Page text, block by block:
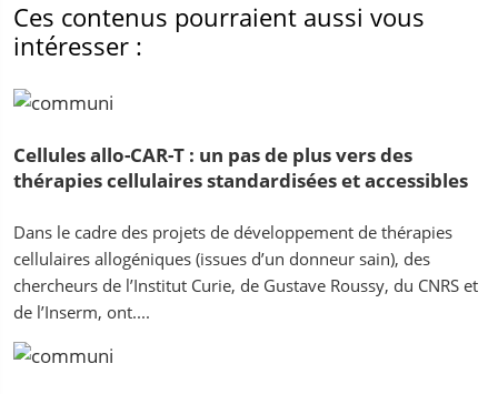
Ces contenus pourraient aussi vous
intéresser :
Cellules allo-CAR-T : un pas de plus vers des
thérapies cellulaires standardisées et accessibles
Dans le cadre des projets de développement de thérapies
cellulaires allogéniques (issues d’un donneur sain), des
chercheurs de l’Institut Curie, de Gustave Roussy, du CNRS et
de l’Inserm, ont....